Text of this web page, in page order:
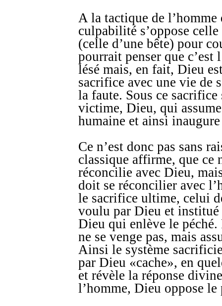
A la tactique de l’homme
culpabilité s’oppose
(celle d’une bête) pour
pourrait penser que c’est
lésé mais, en fait, Dieu
sacrifice avec une vie de
la faute. Sous ce
victime, Dieu, qui
humaine et ainsi
Ce n’est donc pas sans
classique affirme, que ce
réconcilie avec Dieu,
doit se réconcilier avec
le sacrifice ultime, celui
voulu par Dieu et institué
Dieu qui enlève le
ne se venge pas, mais
Ainsi le système
par Dieu «cache», en
et révèle la réponse
l’homme, Dieu oppose le